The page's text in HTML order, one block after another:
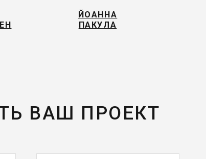
ЙОАННА
ПАКУЛА
ВАШ ПРОЕКТ